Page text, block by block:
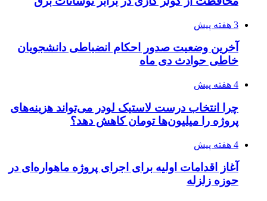
3 هفته پیش
آخرین وضعیت صدور احکام انضباطی دانشجویان
خاطی حوادث دی ماه
4 هفته پیش
چرا انتخاب درست لاستیک لودر می‌تواند هزینه‌های
پروژه را میلیون‌ها تومان کاهش دهد؟
4 هفته پیش
آغاز اقدامات اولیه برای اجرای پروژه ماهواره‌ای در
حوزه زلزله